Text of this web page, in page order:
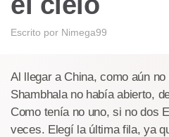
Escrito por Nimega99
Al llegar a China, como aún
Shambhala no había abierto,
Como tenía no uno, si no dos
veces. Elegí la última fila, ya